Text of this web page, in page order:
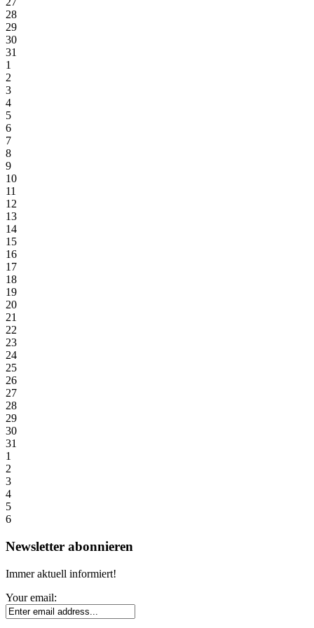
28
29
30
31
1
2
3
4
5
6
7
8
9
10
11
12
13
14
15
16
17
18
19
20
21
22
23
24
25
26
27
28
29
30
31
1
2
3
4
5
6
Newsletter abonnieren
Immer aktuell informiert!
Your email: